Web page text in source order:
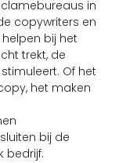
in
copywriters en
bij het
trekt, de
Of het
het maken
bij de
bedrijf.